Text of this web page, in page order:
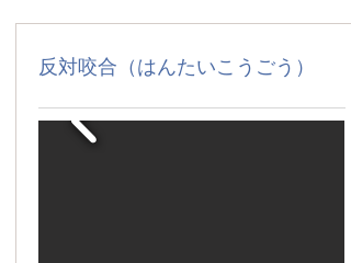
反対咬合（はんたいこうごう）